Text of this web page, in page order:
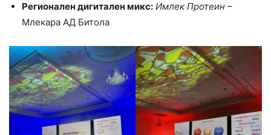
Регионален дигитален микс: Имлек Протеин –
Млекара АД Битола